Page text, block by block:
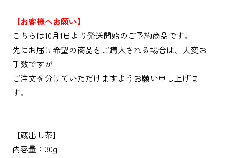
【お客様へお願い】
こちらは10月1日より発送開始のご予約商品です。
先にお届け希望の商品をご購入される場合は、大変お
手数ですが
ご注文を分けていただけますようお願い申し上げま
す。
【蔵出し茶】
内容量：30g